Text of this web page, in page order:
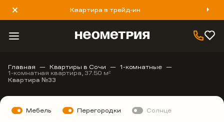
Квартира в трейд-ин
8 800 777 40 93
Главная Квартиры в Сочи 1-комнатные
1-комнатная квартира, 37.50 м2
Квартира №33
Мебель Перегородки Солнце